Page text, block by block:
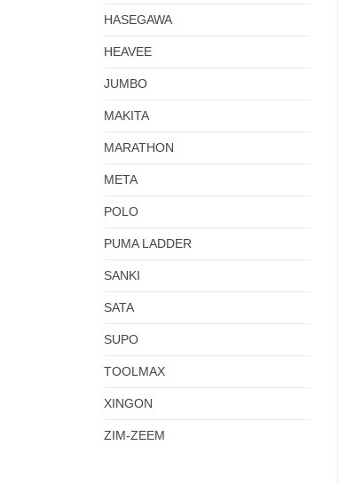
HASEGAWA
HEAVEE
JUMBO
MAKITA
MARATHON
META
POLO
PUMA LADDER
SANKI
SATA
SUPO
TOOLMAX
XINGON
ZIM-ZEEM